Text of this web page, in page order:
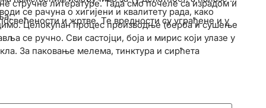
стручне литературе. Тада смо почеле са израдом и
се рачуна о хигијени и квалитету рада, како
Целокупан процес производње (берба и сушење
се ручно. Сви састојци, боја и мирис који улазе у
За паковање мелема, тинктура и сирћета
на атмосферске утицаје и разлике у температури,
Контрола квалитета свих наших
Јовановић Батут“ у Београду.
и жртве. Те вредности су уграђене и у